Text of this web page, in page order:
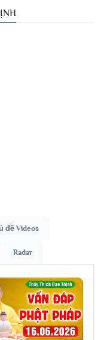
đề Videos
Radar